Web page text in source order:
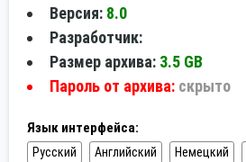
Версия: 8.0
Разработчик:
Размер архива: 3.5 GB
Пароль от архива: скрыто
Язык интерфейса:
Русский Английский Немецкий